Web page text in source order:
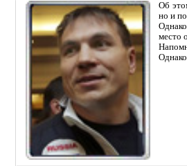
Об
но и
место